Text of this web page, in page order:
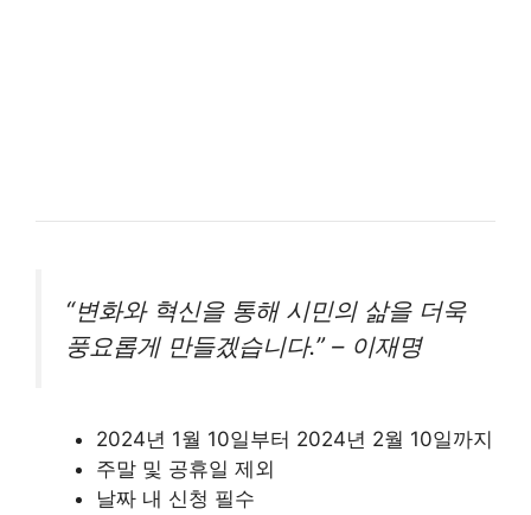
“변화와 혁신을 통해 시민의 삶을 더욱
풍요롭게 만들겠습니다.” – 이재명
2024년 1월 10일부터 2024년 2월 10일까지
주말 및 공휴일 제외
날짜 내 신청 필수